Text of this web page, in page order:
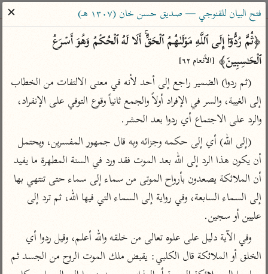
ساهم معنا في نشر القرآن والعلم الشرعي
الباحث القرآني
بحث تفسير علوم
Type 2 or more characters for results.
Type 1 or more
characters for results.
أمّهات
تفسير الطبري
تفسير ابن كثير
تفسير القرطبي
تفسير البغوي
عامّة
فتح البيان للقنوجي
فتح القدير للشوكاني
موسوعات
معاصرة
الميسر
المختصر في
التفسير
أيسر التفاسير
القرآن – تدبر وعمل
فتح البيان للقنوجي — صديق حسن خان (١٣٠٧ هـ)
✕
ٱلۡحَـٰسِبِینَ﴾ [الأنعام ٦٢]
والرد على الاجتماع أي ردوا بعد الحشر.
عليين أو سجين.